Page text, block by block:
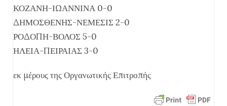
ΚΟΖΑΝΗ-ΙΩΑΝΝΙΝΑ 0-0
ΔΗΜΟΣΘΕΝΗΣ-ΝΕΜΕΣΙΣ 2-0
ΡΟΔΟΠΗ-ΒΟΛΟΣ 5-0
ΗΛΕΙΑ-ΠΕΙΡΑΙΑΣ 3-0
εκ μέρους της Οργανωτικής Επιτροπής